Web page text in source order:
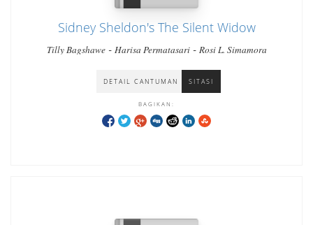
Sidney Sheldon's The Silent Widow
Tilly Bagshawe- Harisa Permatasari- Rosi L. Simamora
DETAIL CANTUMAN SITASI
BAGIKAN: